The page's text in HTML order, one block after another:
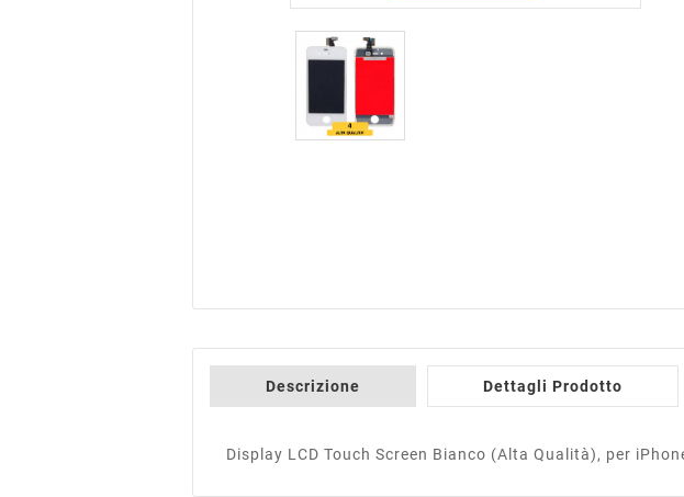
Descrizione Dettagli Prodotto
Display LCD Touch Screen Bianco (Alta Qualità), per